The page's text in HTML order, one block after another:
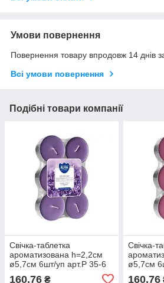
Умови повернення
Повернення товару впродовж 14 днів
Всі умови повернення
Подібні товари компанії
Свічка-таблетка
ароматизована h=2,2см
ø5,7см 6шт/уп арт.Р 35-6
160,76 ₴
Свічка-
ø5,7см
160,76